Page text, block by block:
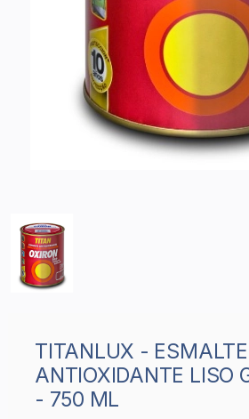
TITANLUX - ESMALTE
ANTIOXIDANTE LISO
- 750 ML